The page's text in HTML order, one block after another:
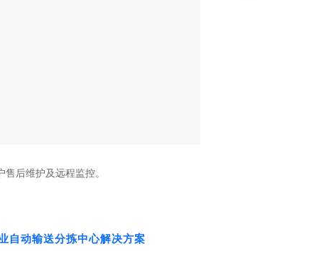
后维护及远程监控。
自动输送分拣中心解决方案